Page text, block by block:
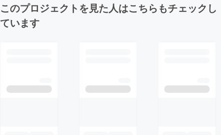
このプロジェクトを見た人はこちらもチェックし
ています